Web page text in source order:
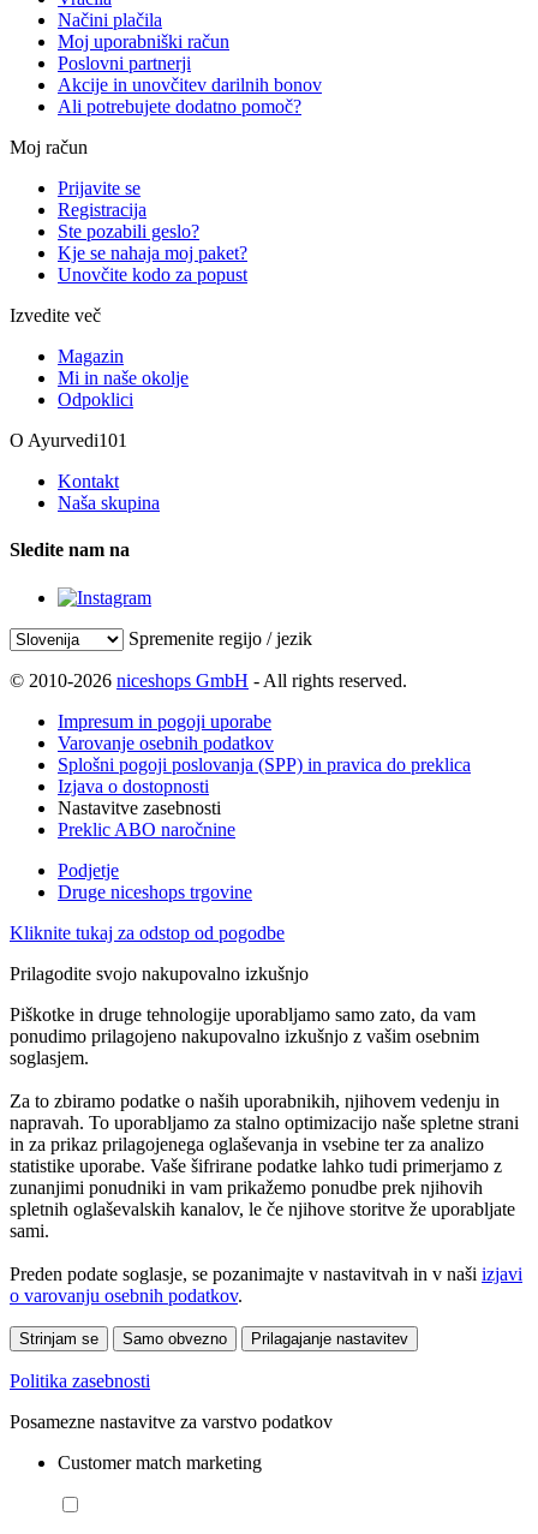
Načini plačila
Moj uporabniški račun
Poslovni partnerji
Akcije in unovčitev darilnih bonov
Ali potrebujete dodatno pomoč?
Moj račun
Prijavite se
Registracija
Ste pozabili geslo?
Kje se nahaja moj paket?
Unovčite kodo za popust
Izvedite več
Magazin
Mi in naše okolje
Odpoklici
O Ayurvedi101
Kontakt
Naša skupina
Sledite nam na
Spremenite regijo / jezik
© 2010-2026 niceshops GmbH - All rights reserved.
Impresum in pogoji uporabe
Varovanje osebnih podatkov
Splošni pogoji poslovanja (SPP) in pravica do preklica
Izjava o dostopnosti
Nastavitve zasebnosti
Preklic ABO naročnine
Podjetje
Druge niceshops trgovine
Kliknite tukaj za odstop od pogodbe
Prilagodite svojo nakupovalno izkušnjo
Piškotke in druge tehnologije uporabljamo samo zato, da vam
ponudimo prilagojeno nakupovalno izkušnjo z vašim osebnim
soglasjem.
Za to zbiramo podatke o naših uporabnikih, njihovem vedenju in
napravah. To uporabljamo za stalno optimizacijo naše spletne strani
in za prikaz prilagojenega oglaševanja in vsebine ter za analizo
statistike uporabe. Vaše šifrirane podatke lahko tudi primerjamo z
zunanjimi ponudniki in vam prikažemo ponudbe prek njihovih
spletnih oglaševalskih kanalov, le če njihove storitve že uporabljate
sami.
Preden podate soglasje, se pozanimajte v nastavitvah in v naši izjavi
o varovanju osebnih podatkov.
Strinjam se Samo obvezno Prilagajanje nastavitev
Politika zasebnosti
Posamezne nastavitve za varstvo podatkov
Customer match marketing